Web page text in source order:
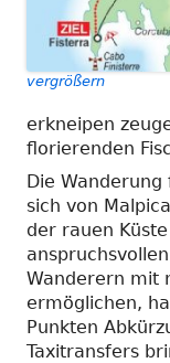
vergrößern
erkneipen
florierenden
Die
sich von
der rauen
Wanderern mit
ermöglichen,
Punkten
Taxitransfers